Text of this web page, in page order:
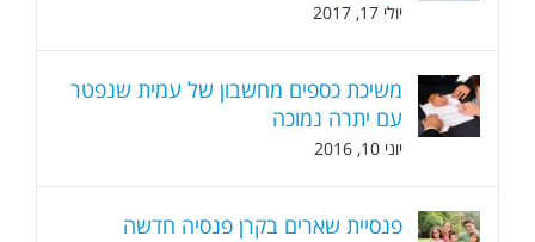
יולי 17, 2017
משיכת כספים מחשבון של עמית שנפטר
עם יתרה נמוכה
יוני 10, 2016
פנסיית שארים בקרן פנסיה חדשה